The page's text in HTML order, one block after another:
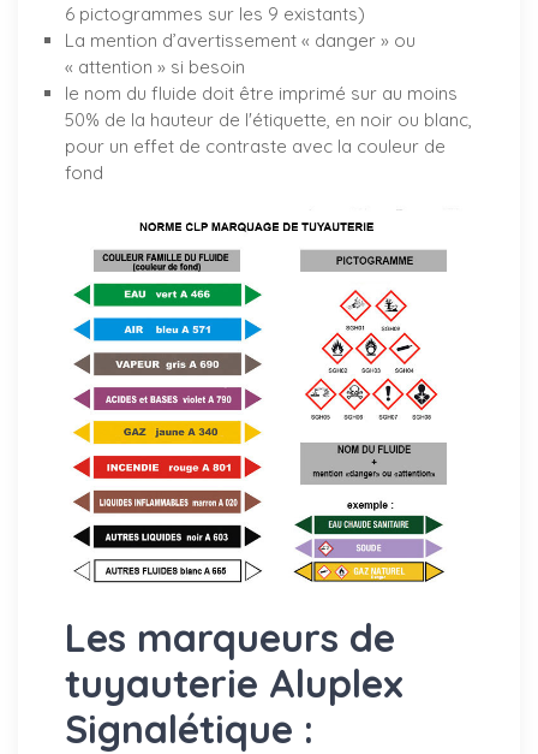
6 pictogrammes sur les 9 existants)
La mention d’avertissement « danger » ou
« attention » si besoin
le nom du fluide doit être imprimé sur au moins
50% de la hauteur de l'étiquette, en noir ou blanc,
pour un effet de contraste avec la couleur de
fond
Les marqueurs de
tuyauterie Aluplex
Signalétique :